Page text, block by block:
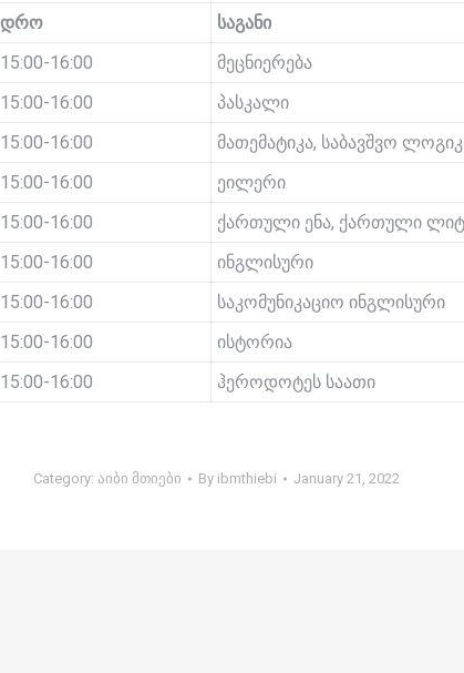
დრო
საგანი
15:00-16:00
მეცნიერება
15:00-16:00
პასკალი
15:00-16:00
მათემატიკა, საბავშვო
15:00-16:00
ეილერი
15:00-16:00
ქართული ენა, ქართული
15:00-16:00
ინგლისური
15:00-16:00
საკომუნიკაციო ინგლისური
15:00-16:00
ისტორია
15:00-16:00 ჰეროდოტეს საათი
Category: აიბი მთიები By ibmthiebi January 21, 2022